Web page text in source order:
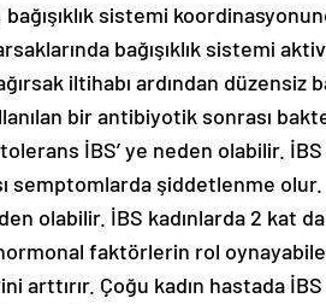
sistemi
bağışıklık sistemi
iltihabı ardından düzensiz
bir antibiyotik sonrası
İBS’ ye neden olabilir.
semptomlarda şiddetlenme
olabilir. İBS kadınlarda 2 kat
hormonal faktörlerin rol
arttırır. Çoğu kadın hastada